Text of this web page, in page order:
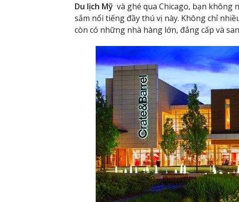
Du lịch Mỹ và ghé qua Chicago, bạn
sắm nổi tiếng đầy thú vị này. Không chỉ
còn có những nhà hàng lớn, đẳng cấp và